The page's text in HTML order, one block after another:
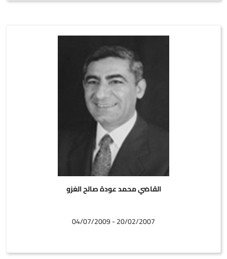
القاضي محمد عودة صالح الغزو
20/02/2007 - 04/07/2009